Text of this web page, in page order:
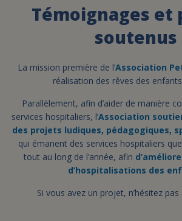
FAIRE UN DON
ASSURANCE VIE/LEGS
ESPACE PRESSE
JE DEVIENS
BÉNÉVOLE
Témoignages et
soutenus
La mission première de l’Association
réalisation des rêves des
Parallèlement, afin d’aider de manière
services hospitaliers, l’Association
des projets ludiques, pédagogiques,
qui émanent des services hospitaliers
tout au long de l’année, afin
d’hospitalisations des
Si vous avez un projet, n’hésitez pas